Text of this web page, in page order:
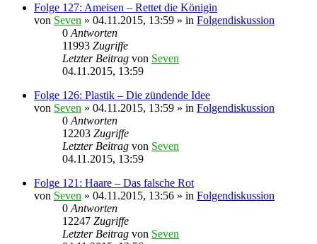
Folge 127: Ameisen – Rettet die Königin
von Seven » 04.11.2015, 13:59 » in Folgendiskussion
0 Antworten
11993 Zugriffe
Letzter Beitrag von Seven
04.11.2015, 13:59
Folge 126: Plastik – Die zündende Idee
von Seven » 04.11.2015, 13:59 » in Folgendiskussion
0 Antworten
12203 Zugriffe
Letzter Beitrag von Seven
04.11.2015, 13:59
Folge 121: Haare – Das falsche Rot
von Seven » 04.11.2015, 13:56 » in Folgendiskussion
0 Antworten
12247 Zugriffe
Letzter Beitrag von Seven